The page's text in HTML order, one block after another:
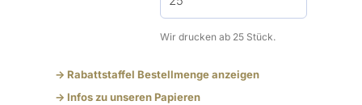
Wir drucken ab 25 Stück.
-> Rabattstaffel Bestellmenge anzeigen
-> Infos zu unseren Papieren